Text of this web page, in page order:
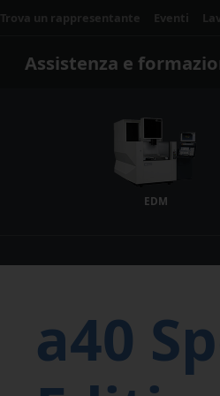
Trova un rappresentante Eventi
Software per controlli
Software per applicazioni
Makino digitale
Assistenza e
EDM
a40